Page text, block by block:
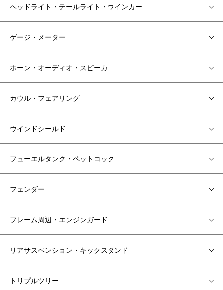
ヘッドライト・テールライト・ウインカー
ゲージ・メーター
ホーン・オーディオ・スピーカ
カウル・フェアリング
ウインドシールド
フューエルタンク・ペットコック
フェンダー
フレーム周辺・エンジンガード
リアサスペンション・キックスタンド
トリプルツリー